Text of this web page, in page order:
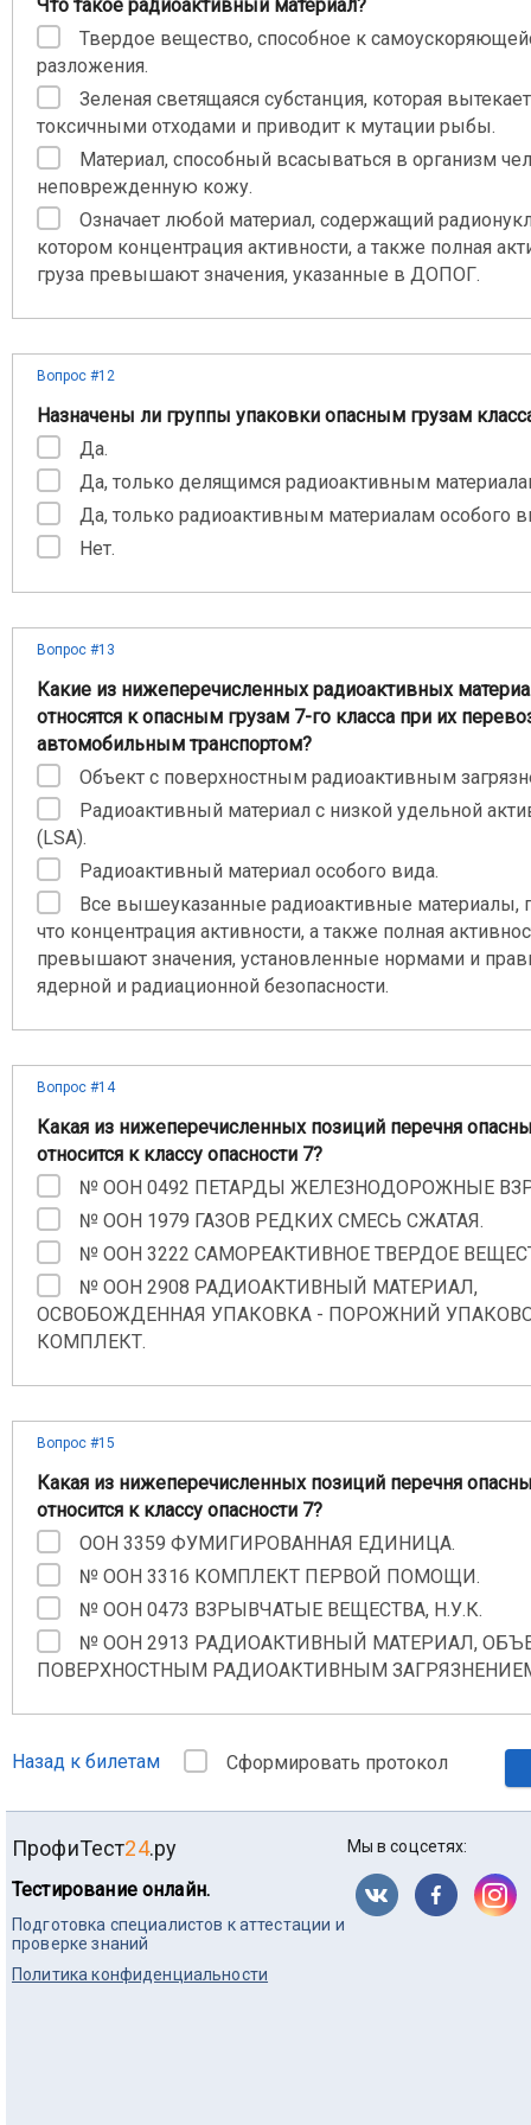
Что такое радиоактивный материал?
Твердое вещество, способное к
разложения.
Зеленая светящаяся субстанция, которая
токсичными отходами и приводит к мутации рыбы.
Материал, способный всасываться в организм
неповрежденную кожу.
Означает любой материал, содержащий
котором концентрация активности, а также полная
груза превышают значения, указанные в ДОПОГ.
Вопрос #12
Назначены ли группы упаковки опасным грузам
Да.
Да, только делящимся радиоактивным
Да, только радиоактивным материалам особого
Нет.
Вопрос #13
Какие из нижеперечисленных радиоактивных
относятся к опасным грузам 7-го класса при их
автомобильным транспортом?
Объект с поверхностным радиоактивным
Радиоактивный материал с низкой удельной
(LSA).
Радиоактивный материал особого вида.
Все вышеуказанные радиоактивные материалы,
что концентрация активности, а также полная
превышают значения, установленные нормами и
ядерной и радиационной безопасности.
Вопрос #14
Какая из нижеперечисленных позиций перечня
относится к классу опасности 7?
№ ООН 0492 ПЕТАРДЫ ЖЕЛЕЗНОДОРОЖНЫЕ
№ ООН 1979 ГАЗОВ РЕДКИХ СМЕСЬ СЖАТАЯ.
№ ООН 3222 САМОРЕАКТИВНОЕ ТВЕРДОЕ
№ ООН 2908 РАДИОАКТИВНЫЙ МАТЕРИАЛ,
ОСВОБОЖДЕННАЯ УПАКОВКА - ПОРОЖНИЙ
КОМПЛЕКТ.
Вопрос #15
Какая из нижеперечисленных позиций перечня
относится к классу опасности 7?
ООН 3359 ФУМИГИРОВАННАЯ ЕДИНИЦА.
№ ООН 3316 КОМПЛЕКТ ПЕРВОЙ ПОМОЩИ.
№ ООН 0473 ВЗРЫВЧАТЫЕ ВЕЩЕСТВА, Н.У.К.
№ ООН 2913 РАДИОАКТИВНЫЙ МАТЕРИАЛ,
ПОВЕРХНОСТНЫМ РАДИОАКТИВНЫМ
Назад к билетам Сформировать протокол
ПрофиТест24.ру
Тестирование онлайн.
Подготовка специалистов к аттестации и
проверке знаний
Политика конфиденциальности
Мы в соцсетях: